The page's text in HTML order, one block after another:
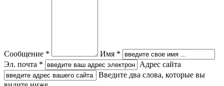
Сообщение *
Имя *
Эл. почта *
Адрес сайта
Введите два слова, которые вы